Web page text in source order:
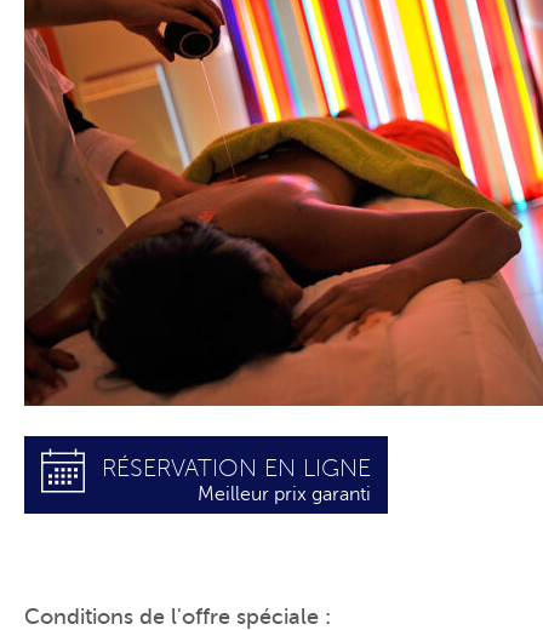
RÉSERVATION EN LIGNE
Meilleur prix garanti
Conditions de l'offre spéciale :